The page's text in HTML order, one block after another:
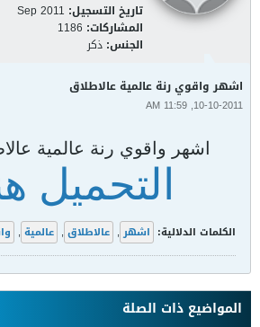
تاريخ التسجيل: Sep 2011
المشاركات: 1186
الجنس: ذكر
اشهر واقوي رنة عالمية عالاطلاق
10-10-2011, 11:59 AM
اشهر واقوي رنة عالمية
التحميل
الكلمات الدلالية: اشهر , عالاطلاق , عالمية ,
المواضيع ذات الصلة